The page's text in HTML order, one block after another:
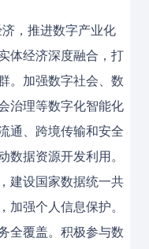
，推进数字产业化
体经济深度融合，打
。加强数字社会、数
治理等数字化智能化
通、跨境传输和安全
数据资源开发利用。
建设国家数据统一共
加强个人信息保护。
全覆盖。积极参与数